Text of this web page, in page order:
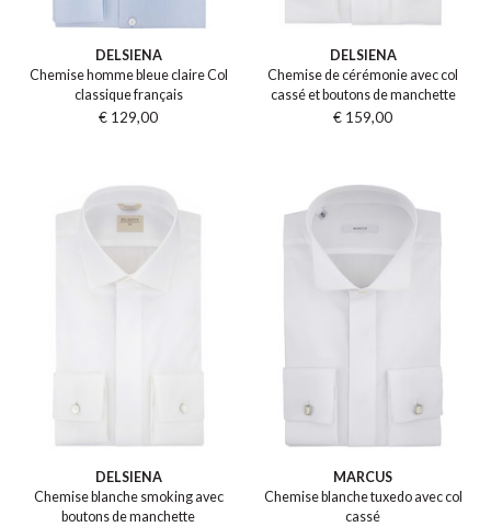
DELSIENA
Chemise homme bleue claire Col
classique français
€ 129,00
DELSIENA
Chemise de cérémonie avec col
cassé et boutons de manchette
€ 159,00
DELSIENA
Chemise blanche smoking avec
boutons de manchette
MARCUS
Chemise blanche tuxedo avec col
cassé